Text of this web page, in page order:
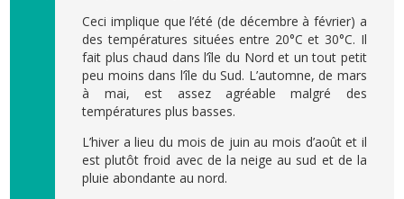
Ceci implique que l’été (de décembre à février) a
des températures situées entre 20°C et 30°C. Il
fait plus chaud dans l’île du Nord et un tout petit
peu moins dans l’île du Sud. L’automne, de mars
à mai, est assez agréable malgré des
températures plus basses.
L’hiver a lieu du mois de juin au mois d’août et il
est plutôt froid avec de la neige au sud et de la
pluie abondante au nord.